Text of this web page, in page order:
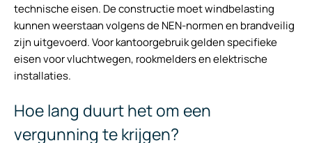
technische eisen. De constructie moet windbelasting
kunnen weerstaan volgens de NEN-normen en brandveilig
zijn uitgevoerd. Voor kantoorgebruik gelden specifieke
eisen voor vluchtwegen, rookmelders en elektrische
installaties.
Hoe lang duurt het om een
vergunning te krijgen?